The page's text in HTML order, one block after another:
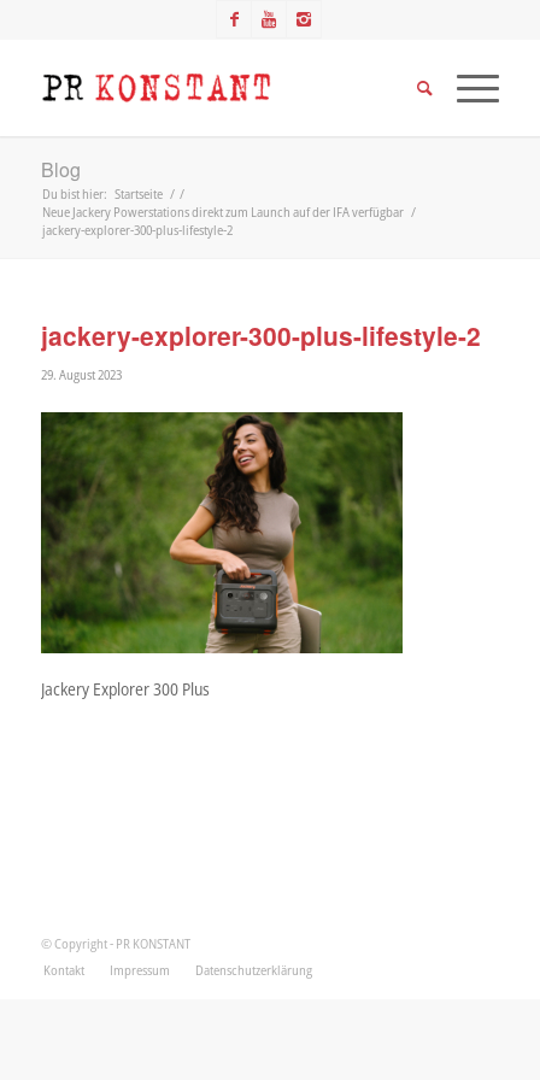
Blog
Du bist hier: Startseite / /
Neue Jackery Powerstations direkt zum Launch auf der IFA verfügbar /
jackery-explorer-300-plus-lifestyle-2
jackery-explorer-300-plus-lifestyle-2
29. August 2023
Jackery Explorer 300 Plus
© Copyright - PR KONSTANT
Kontakt
Impressum Datenschutzerklärung